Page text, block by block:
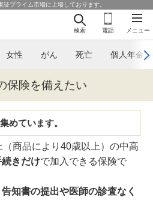
証プライム市場に上場しております。
メニュー
検索 電話
女性 がん 死亡 個人年金
保険を備えたい
めています。
商品により40歳以上）の中高
きだけで加入できる保険で
告知書の提出や医師の診査なく